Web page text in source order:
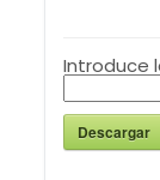
Introduce
Descargar